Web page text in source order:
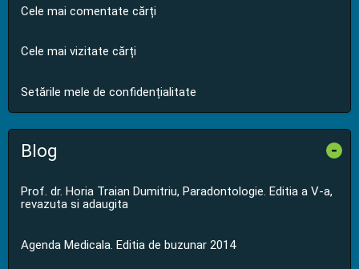
Cele mai comentate cărți
Cele mai vizitate cărți
Setările mele de confidențialitate
Blog -
Prof. dr. Horia Traian Dumitriu, Paradontologie. Editia a V-a,
revazuta si adaugita
Agenda Medicala. Editia de buzunar 2014